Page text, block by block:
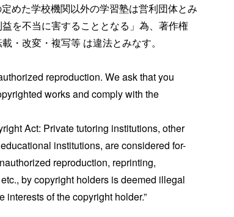
めた学校機関以外の学習塾は営利団体とみ
を不当に害することとなる」為、著作権
・改変・複写等 は違法とみなす。
reproduction. We ask that you
works and comply with the
Act: Private tutoring institutions, other
institutions, are considered for-
reproduction, reprinting,
by copyright holders is deemed illegal
interests of the copyright holder.”